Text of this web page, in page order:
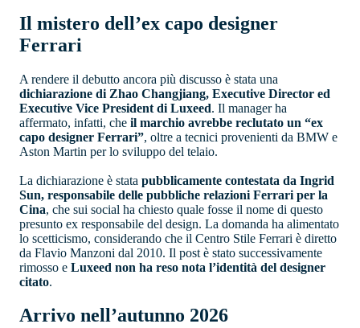
Il mistero dell’ex capo designer
Ferrari
A rendere il debutto ancora più discusso è stata una
dichiarazione di Zhao Changjiang, Executive Director ed
Executive Vice President di Luxeed. Il manager ha
affermato, infatti, che il marchio avrebbe reclutato un “ex
capo designer Ferrari”, oltre a tecnici provenienti da BMW e
Aston Martin per lo sviluppo del telaio.
La dichiarazione è stata pubblicamente contestata da Ingrid
Sun, responsabile delle pubbliche relazioni Ferrari per la
Cina, che sui social ha chiesto quale fosse il nome di questo
presunto ex responsabile del design. La domanda ha alimentato
lo scetticismo, considerando che il Centro Stile Ferrari è diretto
da Flavio Manzoni dal 2010. Il post è stato successivamente
rimosso e Luxeed non ha reso nota l’identità del designer
citato.
Arrivo nell’autunno 2026